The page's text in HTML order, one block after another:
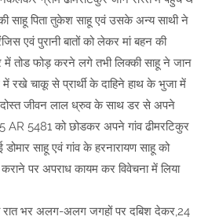
साहू पिता तुकेश साहू एवं उसके अन्य साथी ने
एवं पुरानी बातों को लेकर मां बहन की
में तोड फोड़ करने लगे तभी लिक्की साहू ने जान
रखे चाकू से प्रार्थी के दाहिने हाथ के भुजा में
दोस्त जीवन लाल ध्रुव के साथ डर से अपने
AR 5481 को छोडकर अपने गांव ढीमरटिकुर
साहू एवं गांव के हरनारायण साहू को
कराने पर अपराध कायम कर विवेचना में लिया
रात भर अलग-अलग जगहों पर दबिश देकर,24